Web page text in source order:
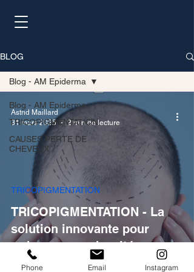
BLOG
Blog - AM Epiderma
TRICOPIGMENTATION
CAUSES PERTE DE
CHEVEUX
Blog - AM Epiderma
TRICOPIGMENTATION - La
solution innovante pour
redonner une densité
capillaire naturelle
TRICOPIGMENTATION
Astrid Maillard
31 mars 2025
2 min de lecture
Phone Email Instagram